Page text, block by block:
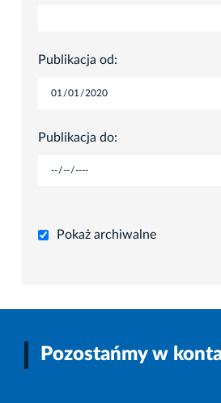
Publikacja od:
Publikacja do:
Pokaż archiwalne
Pozostańmy w